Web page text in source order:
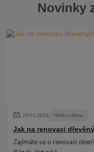
Novinky
26.01.2024 Nátěry dřeva
Jak na renovaci
Zajímáte se o renovaci